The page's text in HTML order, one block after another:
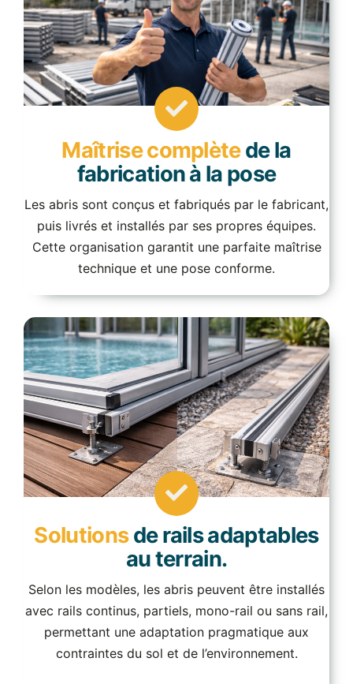
Maîtrise complètede la
fabrication à la pose
Les abris sont conçus et fabriqués par le fabricant,
puis livrés et installés par ses propres équipes.
Cette organisation garantit une parfaite maîtrise
technique et une pose conforme.
Solutionsde rails adaptables
au terrain.
Selon les modèles, les abris peuvent être installés
avec rails continus, partiels, mono-rail ou sans rail,
permettant une adaptation pragmatique aux
contraintes du sol et de l’environnement.